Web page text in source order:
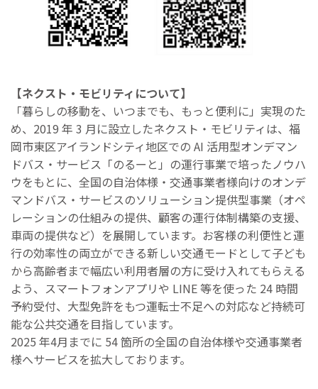
【ネクスト・モビリティについて】
「暮らしの移動を、いつまでも、もっと便利に」実現のた
め、2019 年 3 ⽉に設⽴したネクスト・モビリティは、福
岡市東区アイランドシティ地区での AI 活⽤型オンデマン
ドバス・サービス「のるーと」の運⾏事業で培ったノウハ
ウをもとに、全国の⾃治体様・交通事業者様向けのオンデ
マンドバス・サービスのソリューション提供型事業（オペ
レーションの仕組みの提供、顧客の運⾏体制構築の⽀援、
⾞両の提供など）を展開しています。お客様の利便性と運
⾏の効率性の両⽴ができる新しい交通モードとして⼦ども
から⾼齢者まで幅広い利⽤者層の⽅に受け⼊れてもらえる
よう、スマートフォンアプリや LINE 等を使った 24 時間
予約受付、⼤型免許をもつ運転⼠不⾜への対応など持続可
能な公共交通を⽬指しています。
2025 年4月までに 54 箇所の全国の自治体様や交通事業者
様へサービスを拡大しております。